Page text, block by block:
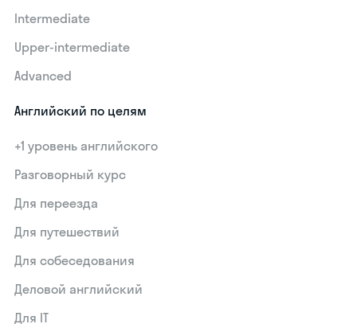
Intermediate
Upper-intermediate
Advanced
Английский по целям
+1 уровень английского
Разговорный курс
Для переезда
Для путешествий
Для собеседования
Деловой английский
Для IT